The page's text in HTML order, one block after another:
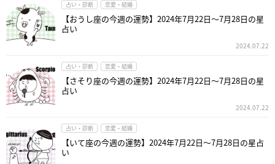
占い・診断 恋愛・結婚
【おうし座の今週の運勢】2024年7月22日～7月28日の星
占い
2024.07.22
占い・診断 恋愛・結婚
【さそり座の今週の運勢】2024年7月22日～7月28日の星
占い
2024.07.22
占い・診断 恋愛・結婚
【いて座の今週の運勢】2024年7月22日～7月28日の星占
い